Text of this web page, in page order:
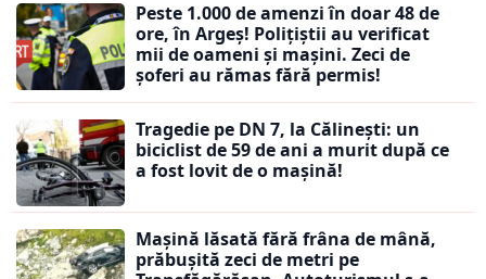
Peste 1.000 de amenzi în doar 48 de
ore, în Argeș! Polițiștii au verificat
mii de oameni și mașini. Zeci de
șoferi au rămas fără permis!
Tragedie pe DN 7, la Călinești: un
biciclist de 59 de ani a murit după ce
a fost lovit de o mașină!
Mașină lăsată fără frâna de mână,
prăbușită zeci de metri pe